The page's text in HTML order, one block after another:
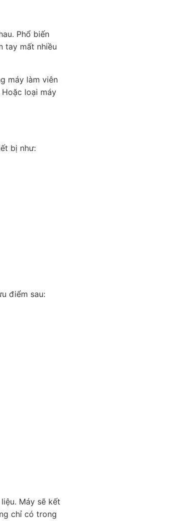
Phổ biến
tay mất nhiều
máy làm viên
loại máy
bị như:
điểm sau:
Máy sẽ kết
chỉ có trong